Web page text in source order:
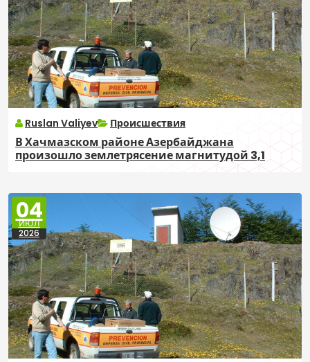
Ruslan Valiyev Происшествия
В Хачмазском районе Азербайджана
произошло землетрясение магнитудой 3,1
04
ИЮЛ
2026